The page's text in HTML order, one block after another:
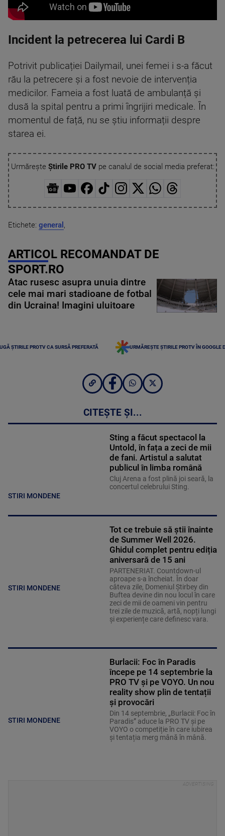
Incident la petrecerea lui Cardi B
Potrivit publicației Dailymail, unei femei i s-a făcut
rău la petrecere și a fost nevoie de intervenția
medicilor. Fameia a fost luată de ambulanță și
dusă la spital pentru a primi îngrijiri medicale. În
momentul de față, nu se știu informații despre
starea ei.
Urmărește Știrile PRO TVpe canalul de social media preferat:
Etichete: general ,
ARTICOL RECOMANDAT DE
SPORT.RO
Atac rusesc asupra unuia dintre
cele mai mari stadioane de fotbal
din Ucraina! Imagini uluitoare
ȘTIRILE PROTV CA SURSĂ PREFERATĂ URMĂREȘTE ȘTIRILE PROTV ÎN GOOGLE
CITEȘTE ȘI...
STIRI MONDENE
Sting a făcut spectacol la
Untold, în fața a zeci de mii
de fani. Artistul a salutat
publicul în limba română
Cluj Arena a fost plină joi seară, la
concertul celebrului Sting.
STIRI MONDENE
Tot ce trebuie să știi înainte
de Summer Well 2026.
Ghidul complet pentru ediția
aniversară de 15 ani
PARTENERIAT. Countdown-ul
aproape s-a încheiat. În doar
câteva zile, Domeniul Știrbey din
Buftea devine din nou locul în care
zeci de mii de oameni vin pentru
trei zile de muzică, artă, nopți lungi
și experiențe care definesc vara.
STIRI MONDENE
Burlacii: Foc în Paradis
începe pe 14 septembrie la
PRO TV și pe VOYO. Un nou
reality show plin de tentații
și provocări
Din 14 septembrie, „Burlacii: Foc în
Paradis” aduce la PRO TV și pe
VOYO o competiție în care iubirea
și tentația merg mână în mână.